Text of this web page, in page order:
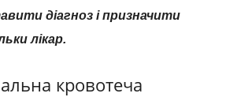
діагноз і призначити
лікар.
кровотеча